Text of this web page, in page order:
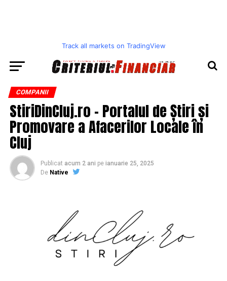
Track all markets on TradingView
COMPANII
StiriDinCluj.ro – Portalul de Știri și
Promovare a Afacerilor Locale în
Cluj
Publicat acum 2 ani pe ianuarie 25, 2025
De Native